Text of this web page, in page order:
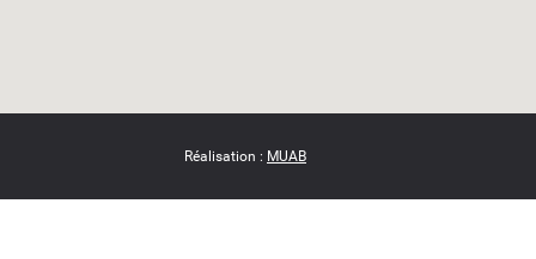
Réalisation : MUAB